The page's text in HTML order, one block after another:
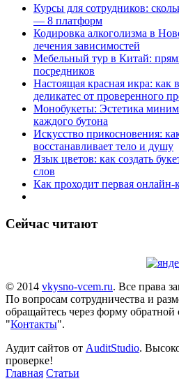
Курсы для сотрудников:
— 8 платформ
Кодировка алкоголизма в
лечения зависимостей
Мебельный тур в Китай:
посредников
Настоящая красная икра: как
деликатес от проверенного
Монобукеты: Эстетика
каждого бутона
Искусство прикосновения:
восстанавливает тело и душу
Язык цветов: как создать
слов
Как проходит первая онлайн-
Сейчас читают
© 2014 vkysno-vcem.ru. Все права
По вопросам сотрудничества и
обращайтесь через форму обратной
"Контакты".
Аудит сайтов от AuditStudio.
проверке!
Главная Статьи